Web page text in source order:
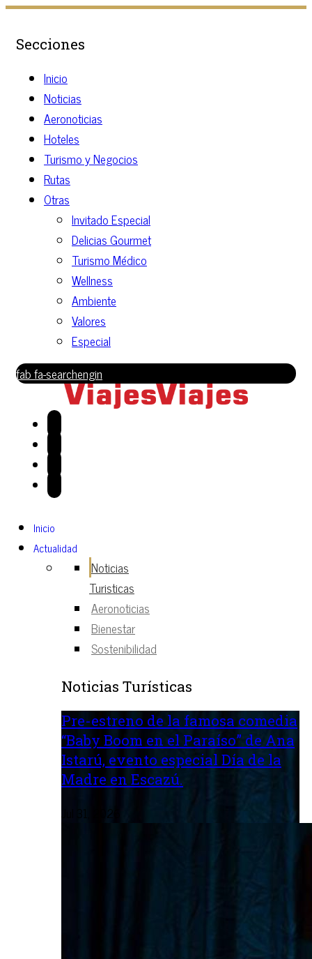
Secciones
Inicio
Noticias
Aeronoticias
Hoteles
Turismo y Negocios
Rutas
Otras
Invitado Especial
Delicias Gourmet
Turismo Médico
Wellness
Ambiente
Valores
Especial
fab fa-searchengin
Inicio
Actualidad
Noticias
Turisticas
Aeronoticias
Bienestar
Sostenibilidad
Noticias Turísticas
Pre-estreno de la famosa comedia
“Baby Boom en el Paraíso” de Ana
Istarú, evento especial Día de la
Madre en Escazú.
Jul 31, 2026